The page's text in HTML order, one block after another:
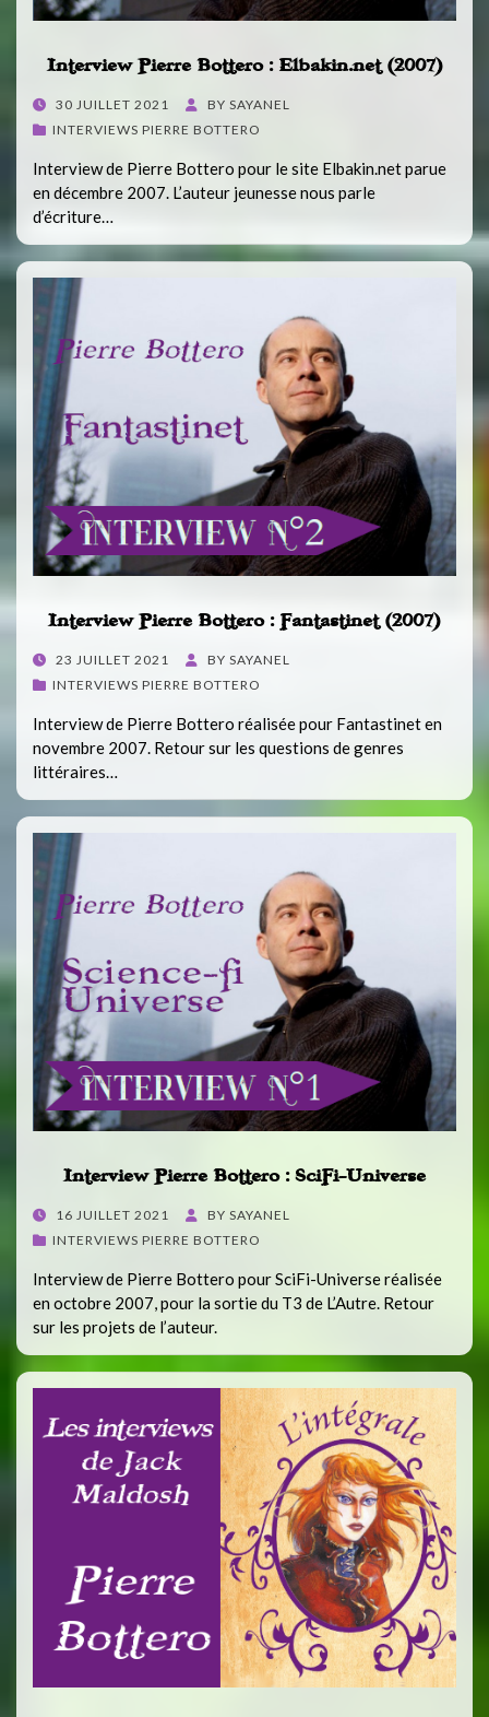
Interview Pierre Bottero : Elbakin.net (2007)
POSTED
ON
30 JUILLET 2021 BY SAYANEL
INTERVIEWS PIERRE BOTTERO
Interview de Pierre Bottero pour le site Elbakin.net parue
en décembre 2007. L’auteur jeunesse nous parle
d’écriture…
Interview Pierre Bottero : Fantastinet (2007)
POSTED
ON
23 JUILLET 2021 BY SAYANEL
INTERVIEWS PIERRE BOTTERO
Interview de Pierre Bottero réalisée pour Fantastinet en
novembre 2007. Retour sur les questions de genres
littéraires…
Interview Pierre Bottero : SciFi-Universe
POSTED
ON
16 JUILLET 2021 BY SAYANEL
INTERVIEWS PIERRE BOTTERO
Interview de Pierre Bottero pour SciFi-Universe réalisée
en octobre 2007, pour la sortie du T3 de L’Autre. Retour
sur les projets de l’auteur.